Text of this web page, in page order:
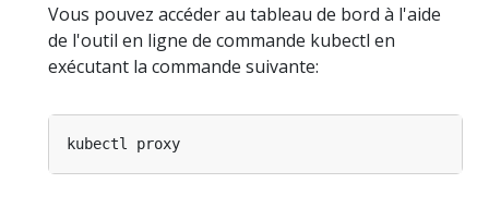
Vous pouvez accéder au tableau de bord à l'aide
de l'outil en ligne de commande kubectl en
exécutant la commande suivante: